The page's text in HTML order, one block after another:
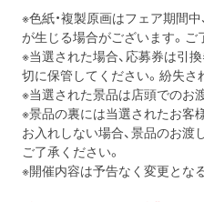
※色紙・複製原画はフェア期間
が生じる場合がございます。ご
※当選された場合、応募券は引
切に保管してください。紛失さ
※当選された景品は店頭でのお
※景品の裏には当選されたお客
お入れしない場合、景品のお渡
ご了承ください。
※開催内容は予告なく変更とな